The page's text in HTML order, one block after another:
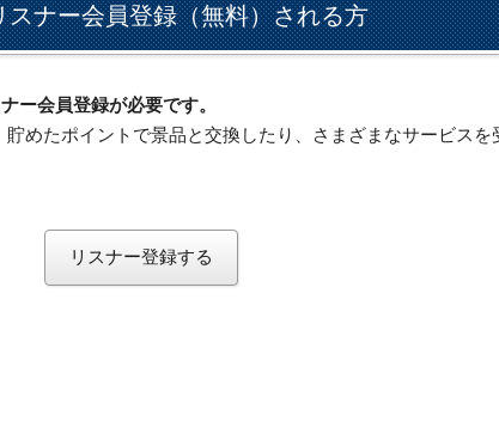
スナー会員登録（無料）される方
ー会員登録が必要です。
めたポイントで景品と交換したり、さまざまなサービスを
リスナー登録する